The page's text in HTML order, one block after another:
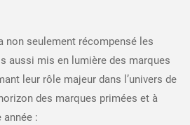
non seulement récompensé les
aussi mis en lumière des marques
leur rôle majeur dans l’univers de
des marques primées et à
: